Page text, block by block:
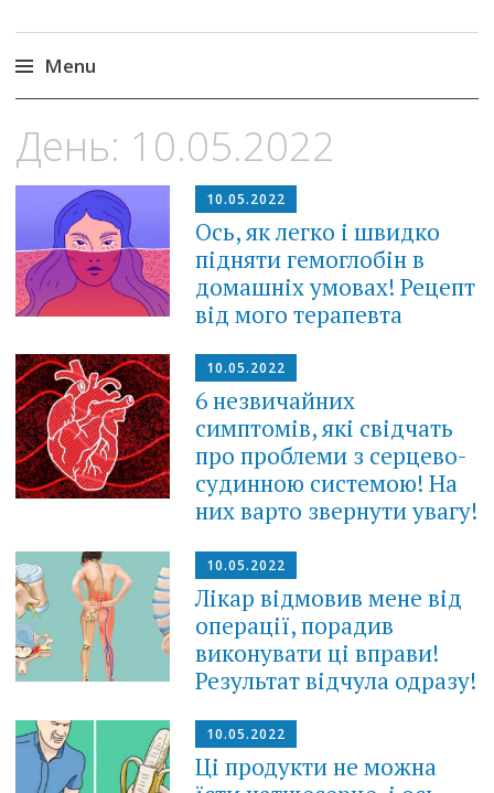
Menu
to
content
День: 10.05.2022
10.05.2022
Ось, як легко і швидко
підняти гемоглобін в
домашніх умовах! Рецепт
від мого терапевта
10.05.2022
6 незвичайних
симптомів, які свідчать
про проблеми з серцево-
судинною системою! На
них варто звернути увагу!
10.05.2022
Лікар відмовив мене від
операції, порадив
виконувати ці вправи!
Результат відчула одразу!
10.05.2022
Ці продукти не можна